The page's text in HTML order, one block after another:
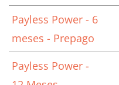
Payless Power - 6
meses - Prepago
Payless Power -